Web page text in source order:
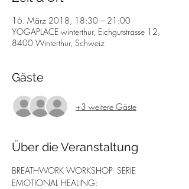
16. März 2018, 18:30 – 21:00
YOGAPLACE winterthur, Eichgutstrasse 12,
8400 Winterthur, Schweiz
Gäste
+3 weitere Gäste
Über die Veranstaltung
BREATHWORK WORKSHOP- SERIE
EMOTIONAL HEALING: